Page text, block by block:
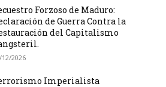
Forzoso de Maduro:
de Guerra Contra la
del Capitalismo
12/2026
Imperialista